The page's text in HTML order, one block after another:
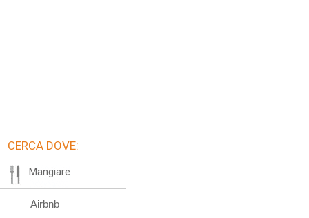
CERCA DOVE:
Mangiare
Airbnb